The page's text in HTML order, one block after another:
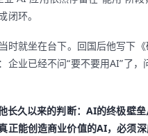
闭环。
时就坐在台下。回国后他写下
企业已经不问“要不要用AI”了，
长久以来的判断：AI的终极壁
正能创造商业价值的AI，必须